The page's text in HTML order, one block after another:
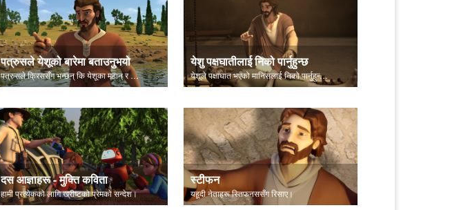
पत्रुसले येशूको बारेमा बताउनुभयो
पत्रुसले क्रिससँग भन्छन् कि येशूका महान्‌ र अथाह कार्यहरू परमेश्वरबाट आउँछन्।
येशु पक्षघातीलाई निको पार्नुहुन्छ
येशूले पक्षाघात भएको मानिसलाई निको पार्नुहुन्छ।
दस आज्ञाहरू - मुक्ति कविता
हामी प्रत्येकको लागि ख्रीष्टको प्रेमको सन्देश।
स्टीफन
यहूदी नेताहरू स्तिफनससँग रिसाए।